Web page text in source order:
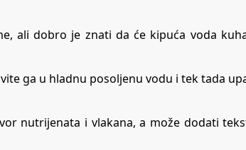
ali dobro je znati da će kipuća voda
ga u hladnu posoljenu vodu i tek tada
nutrijenata i vlakana, a može dodati